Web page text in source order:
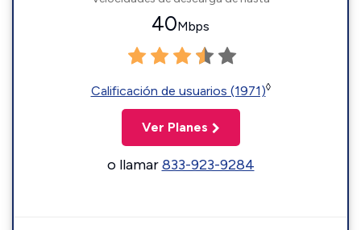
40Mbps
Calificación de usuarios (1971)◊
Ver Planes
o llamar833-923-9284